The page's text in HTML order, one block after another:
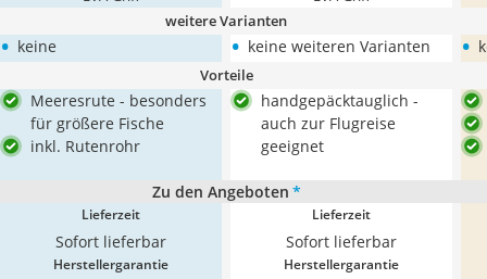
weitere Varianten
• keine • keine weiteren Varianten •
Vorteile
Meeresrute - besonders
für größere Fische
inkl. Rutenrohr
handgepäcktauglich -
auch zur Flugreise
geeignet
Zu den Angeboten *
Lieferzeit
Sofort lieferbar
Lieferzeit
Sofort lieferbar
Herstellergarantie Herstellergarantie